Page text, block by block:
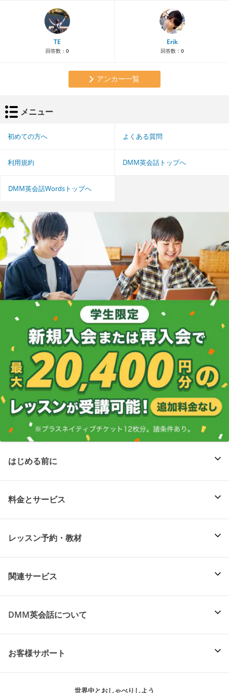
TE
回答数： 0
Erik
回答数： 0
アンカー一覧
メニュー
初めての方へ よくある質問
利用規約 DMM英会話トップへ
DMM英会話Wordsトップへ
はじめる前に
料金とサービス
レッスン予約・教材
関連サービス
DMM英会話について
お客様サポート
世界中とおしゃべりしよう